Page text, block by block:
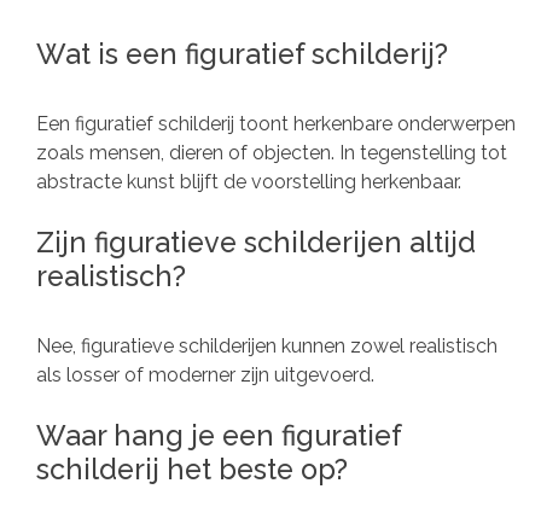
Wat is een figuratief schilderij?
Een figuratief schilderij toont herkenbare onderwerpen
zoals mensen, dieren of objecten. In tegenstelling tot
abstracte kunst blijft de voorstelling herkenbaar.
Zijn figuratieve schilderijen altijd
realistisch?
Nee, figuratieve schilderijen kunnen zowel realistisch
als losser of moderner zijn uitgevoerd.
Waar hang je een figuratief
schilderij het beste op?